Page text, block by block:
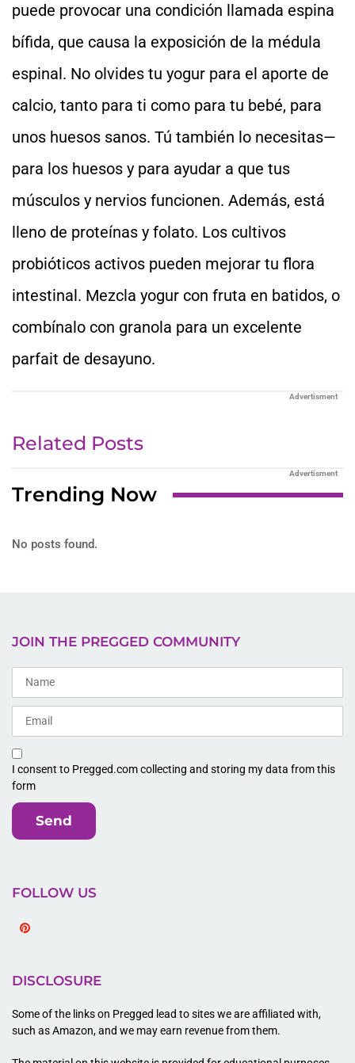
puede provocar una condición llamada espina
bífida, que causa la exposición de la médula
espinal. No olvides tu yogur para el aporte de
calcio, tanto para ti como para tu bebé, para
unos huesos sanos. Tú también lo necesitas—
para los huesos y para ayudar a que tus
músculos y nervios funcionen. Además, está
lleno de proteínas y folato. Los cultivos
probióticos activos pueden mejorar tu flora
intestinal. Mezcla yogur con fruta en batidos, o
combínalo con granola para un excelente
parfait de desayuno.
Advertisment
Related Posts
Advertisment
Trending Now
No posts found.
JOIN THE PREGGED COMMUNITY
I consent to Pregged.com collecting and storing my data from this
form
Send
FOLLOW US
DISCLOSURE
Some of the links on Pregged lead to sites we are affiliated with,
such as Amazon, and we may earn revenue from them.